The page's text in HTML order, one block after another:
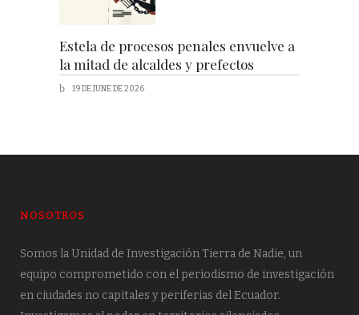
Estela de procesos penales envuelve a
la mitad de alcaldes y prefectos
19 DE JUNE DE 2026
NOSOTROS
Somos la Unidad de Investigación Tierra de Nadie, un
equipo comprometido con el periodismo de investigación
en ciudades no capitales y periferias del Ecuador.